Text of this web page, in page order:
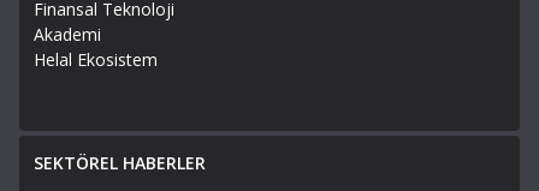
Finansal Teknoloji
Akademi
Helal Ekosistem
SEKTÖREL HABERLER